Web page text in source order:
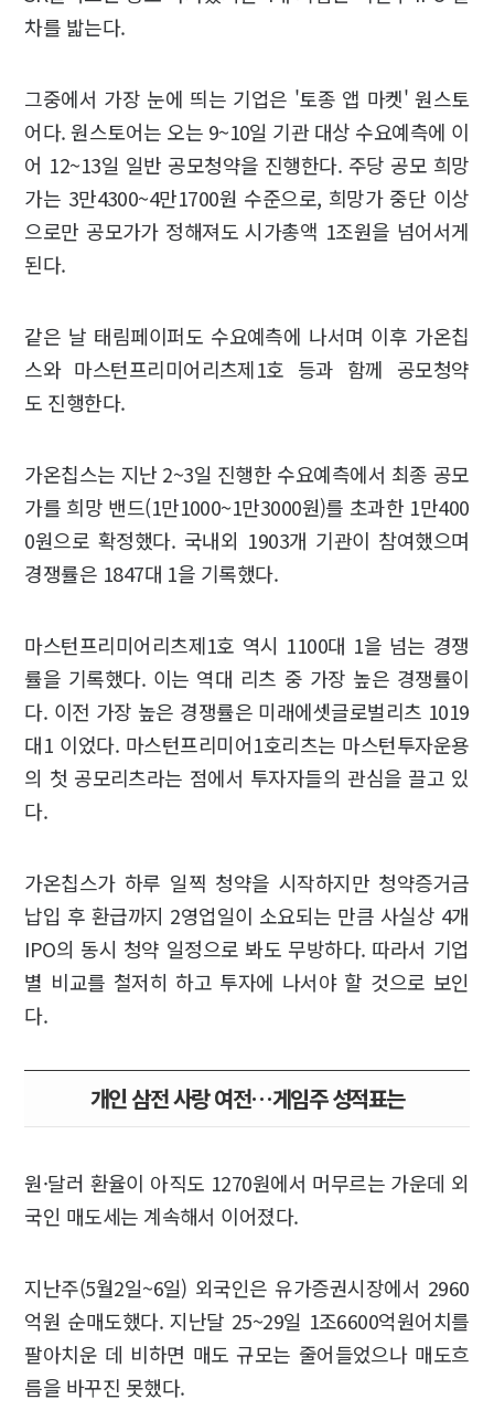
차를 밟는다.
그중에서 가장 눈에 띄는 기업은 '토종 앱 마켓' 원스토
어다. 원스토어는 오는 9~10일 기관 대상 수요예측에 이
어 12~13일 일반 공모청약을 진행한다. 주당 공모 희망
가는 3만4300~4만1700원 수준으로, 희망가 중단 이상
으로만 공모가가 정해져도 시가총액 1조원을 넘어서게
된다.
같은 날 태림페이퍼도 수요예측에 나서며 이후 가온칩
스와 마스턴프리미어리츠제1호 등과 함께 공모청약
도 진행한다.
가온칩스는 지난 2~3일 진행한 수요예측에서 최종 공모
가를 희망 밴드(1만1000~1만3000원)를 초과한 1만400
0원으로 확정했다. 국내외 1903개 기관이 참여했으며
경쟁률은 1847대 1을 기록했다.
마스턴프리미어리츠제1호 역시 1100대 1을 넘는 경쟁
률을 기록했다. 이는 역대 리츠 중 가장 높은 경쟁률이
다. 이전 가장 높은 경쟁률은 미래에셋글로벌리츠 1019
대1 이었다. 마스턴프리미어1호리츠는 마스턴투자운용
의 첫 공모리츠라는 점에서 투자자들의 관심을 끌고 있
다.
가온칩스가 하루 일찍 청약을 시작하지만 청약증거금
납입 후 환급까지 2영업일이 소요되는 만큼 사실상 4개
IPO의 동시 청약 일정으로 봐도 무방하다. 따라서 기업
별 비교를 철저히 하고 투자에 나서야 할 것으로 보인
다.
개인 삼전 사랑 여전…게임주 성적표는
원·달러 환율이 아직도 1270원에서 머무르는 가운데 외
국인 매도세는 계속해서 이어졌다.
지난주(5월2일~6일) 외국인은 유가증권시장에서 2960
억원 순매도했다. 지난달 25~29일 1조6600억원어치를
팔아치운 데 비하면 매도 규모는 줄어들었으나 매도흐
름을 바꾸진 못했다.